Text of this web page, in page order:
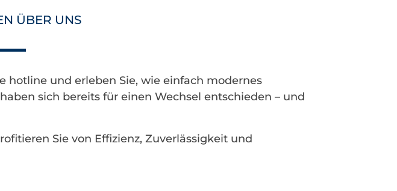
ÜBER UNS
hotline und erleben Sie, wie einfach modernes
sich bereits für einen Wechsel entschieden – und
Sie von Effizienz, Zuverlässigkeit und